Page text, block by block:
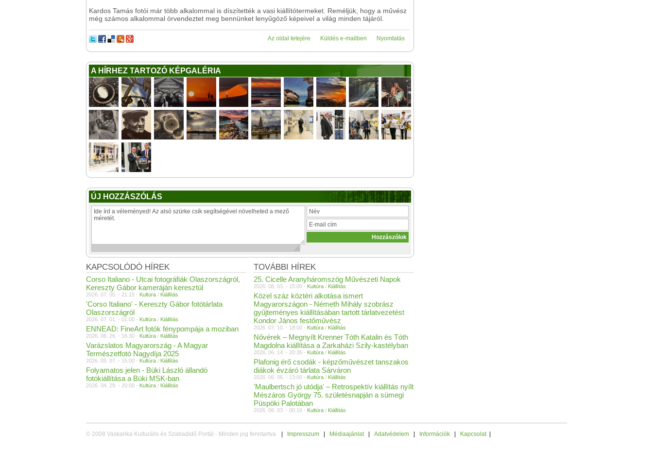
Kardos Tamás fotói már több alkalommal is díszítették a vasi kiállítótermeket. Reméljük, hogy a művész
még számos alkalommal örvendeztet meg bennünket lenyűgöző képeivel a világ minden tájáról.
Nyomtatás
Küldés e-mailben
Az oldal tetejére
A HÍRHEZ TARTOZÓ KÉPGALÉRIA
ÚJ HOZZÁSZÓLÁS
TOVÁBBI HÍREK
25. Cicelle Aranyháromszög Művészeti Napok
2026. 08. 03. - 15:00 - Kultúra / Kiállítás
Közel száz köztéri alkotása ismert
Magyarországon - Németh Mihály szobrász
gyűjteményes kiállításában tartott tárlatvezetést
Kondor János festőművész
2026. 07. 10. - 18:00 - Kultúra / Kiállítás
Nővérek – Megnyílt Krenner Tóth Katalin és Tóth
Magdolna kiállítása a Zarkaházi Szily-kastélyban
2026. 06. 14. - 20:35 - Kultúra / Kiállítás
Plafonig érő csodák - képzőművészet tanszakos
diákok évzáró tárlata Sárváron
2026. 06. 06. - 13:00 - Kultúra / Kiállítás
'Maulbertsch jó utódja' – Retrospektív kiállítás nyílt
Mészáros György 75. születésnapján a sümegi
Püspöki Palotában
2026. 06. 03. - 00:10 - Kultúra / Kiállítás
KAPCSOLÓDÓ HÍREK
Corso Italiano - Utcai fotográfiák Olaszországról,
Kereszty Gábor kameráján keresztül
2026. 07. 05. - 21:15 - Kultúra / Kiállítás
'Corso Italiano' - Kereszty Gábor fotótárlata
Olaszországról
2026. 07. 01. - 01:00 - Kultúra / Kiállítás
ENNEAD: FineArt fotók fénypompája a moziban
2026. 06. 26. - 16:30 - Kultúra / Kiállítás
Varázslatos Magyarország - A Magyar
Természetfotó Nagydíja 2025
2026. 05. 07. - 15:00 - Kultúra / Kiállítás
Folyamatos jelen - Büki László állandó
fotókiállítása a Büki MSK-ban
2026. 04. 29. - 20:00 - Kultúra / Kiállítás
© 2008 Vaskarika Kulturális és Szabadidő Portál - Minden jog fenntartva Impresszum Médiaajánlat Adatvédelem Információk Kapcsolat